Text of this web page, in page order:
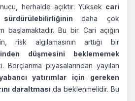
herhalde açıktır: Yüksek cari
sürdürülebilirliğinindaha çok
başlamaktadır. Bu bir. Cari açığın
risk algılamasının arttığı bir
düşmesini beklememek
Borçlanma piyasalarından yayılan
yatırımlar için gereken
daraltması da beklenmelidir. Bu